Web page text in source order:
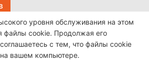
уровня обслуживания на этом
файлы cookie. Продолжая его
с тем, что файлы cookie
вашем компьютере.